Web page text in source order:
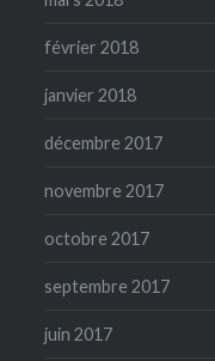
février 2018
janvier 2018
décembre 2017
novembre 2017
octobre 2017
septembre 2017
juin 2017